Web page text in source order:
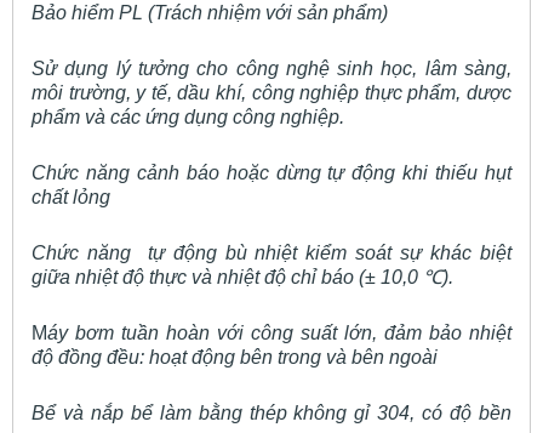
Bảo hiểm PL (Trách nhiệm với sản phẩm)
Sử dụng lý tưởng cho công nghệ sinh học, lâm sàng,
môi trường, y tế, dầu khí, công nghiệp thực phẩm, dược
phẩm và các ứng dụng công nghiệp.
Chức năng cảnh báo hoặc dừng tự động khi thiếu hụt
chất lỏng
Chức năng tự động bù nhiệt kiểm soát sự khác biệt
giữa nhiệt độ thực và nhiệt độ chỉ báo (± 10,0 ℃).
Máy bơm tuần hoàn với công suất lớn, đảm bảo nhiệt
độ đồng đều: hoạt động bên trong và bên ngoài
Bể và nắp bể làm bằng thép không gỉ 304, có độ bền